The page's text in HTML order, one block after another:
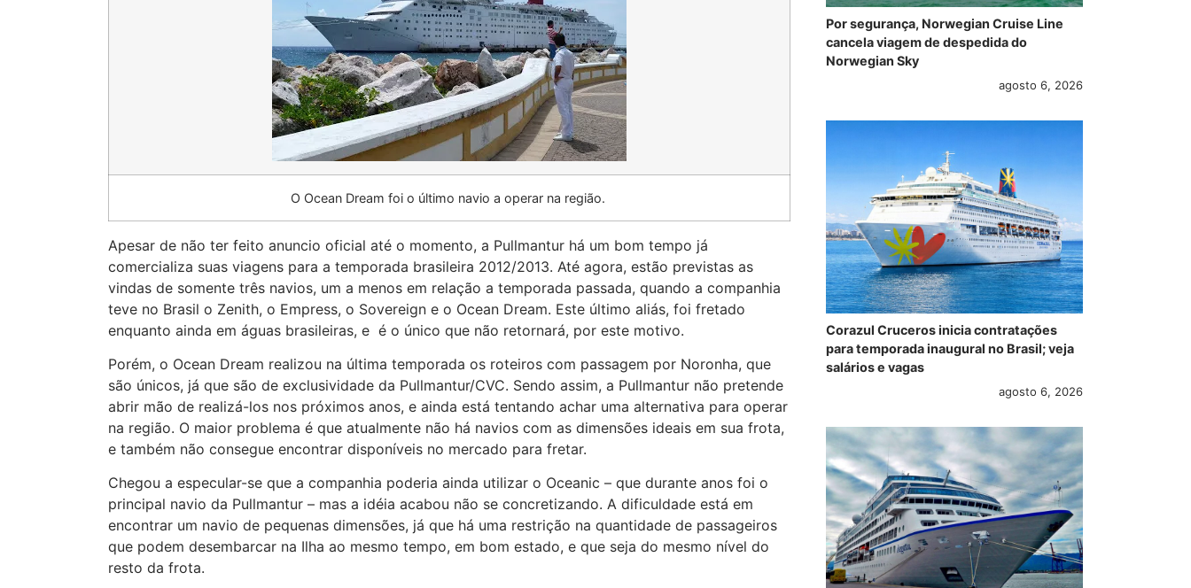
O Ocean Dream foi o último navio a operar na região.
Apesar de não ter feito anuncio oficial até o momento, a Pullmantur há um bom tempo já
comercializa suas viagens para a temporada brasileira 2012/2013. Até agora, estão previstas as
vindas de somente três navios, um a menos em relação a temporada passada, quando a companhia
teve no Brasil o Zenith, o Empress, o Sovereign e o Ocean Dream. Este último aliás, foi fretado
enquanto ainda em águas brasileiras, e é o único que não retornará, por este motivo.
Porém, o Ocean Dream realizou na última temporada os roteiros com passagem por Noronha, que
são únicos, já que são de exclusividade da Pullmantur/CVC. Sendo assim, a Pullmantur não pretende
abrir mão de realizá-los nos próximos anos, e ainda está tentando achar uma alternativa para operar
na região. O maior problema é que atualmente não há navios com as dimensões ideais em sua frota,
e também não consegue encontrar disponíveis no mercado para fretar.
Chegou a especular-se que a companhia poderia ainda utilizar o Oceanic – que durante anos foi o
principal navio da Pullmantur – mas a idéia acabou não se concretizando. A dificuldade está em
encontrar um navio de pequenas dimensões, já que há uma restrição na quantidade de passageiros
que podem desembarcar na Ilha ao mesmo tempo, em bom estado, e que seja do mesmo nível do
resto da frota.
Por segurança, Norwegian Cruise Line
cancela viagem de despedida do
Norwegian Sky
agosto 6, 2026
Corazul Cruceros inicia contratações
para temporada inaugural no Brasil; veja
salários e vagas
agosto 6, 2026